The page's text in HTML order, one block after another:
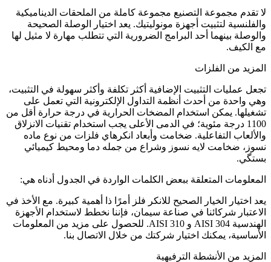
لا تقدم مجموعة التصنيع مجموعة كاملة من الملحقات الديناميكية
والفلنسية لتثبيت أجهزة مونوليتيك. يعد اختيار الوصلة الصحيحة
والوصلة بينهما أحد البرامج الضرورية التي تتطلب مهارة لا مثيل لها
مع الكيف.
المزيد من الفلزات
تجعل عمليات التثبيت الإضافية أكثر تكلفة وأكثر سهولة في التثبيت،
وهي واحدة من أحدث أنظمة التداول الإلكترونية التي تعمل على
تشغيلها. يمكن استخدام المضخات الحرارية في درجة حرارة أقل من
1100 درجة مئوية؛ في الدمى الأعلى يجب استخدام تقنيات الانزلاق
والألعاب التفاعلية. ضخامت وأبعاد انكرهاي فلزات من نوع ماده
نسوز، ضخامت لايه نسوز وشراع من جمله دما ومحيط كيميائي
بستگي.
المعلومات المتعلقة ببعض الكلمات الواردة في الجدول أدناه هي:
يعد اختيار الخيار الصحيح للانكر فلز أمرًا ذا أهمية كبيرة. مع الأخذ في
الاعتبار شركائنا في صناعة سيمان، فإننا نخطط لاستخدام الأجهزة
الهندسية AISI 304 و AISI 310. للحصول على مزيد من المعلومات
الأساسية، يمكنك اختيار شركتك من خلال الاتصال بنا.
المزيد من الأنشطة الترفيهية